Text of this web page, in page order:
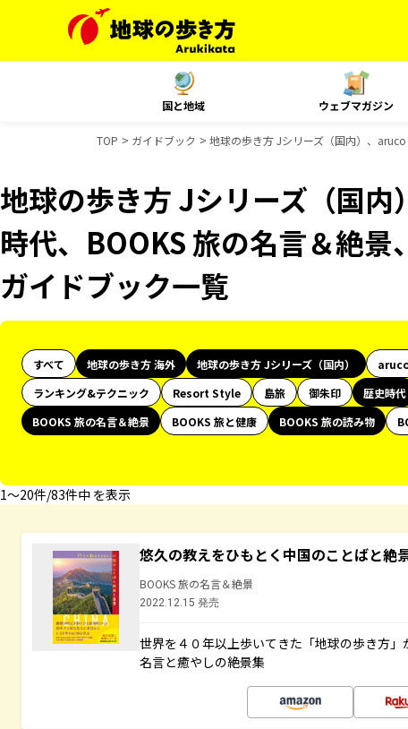
国と地域 ウェブマガジン
TOP ガイドブック 地球の歩き方 Jシリーズ（国内）、
地球の歩き方 Jシリーズ（国
時代、BOOKS 旅の名言＆絶景
ガイドブック一覧
すべて 地球の歩き方 海外 地球の歩き方 Jシリーズ（国内）
ランキング&テクニック
Resort Style 島旅 御朱印 歴史時代
BOOKS 旅の名言＆絶景
BOOKS 旅と健康 BOOKS 旅の読み物
1〜20件/83件中 を表示
悠久の教えをひもとく中国のことばと絶
BOOKS 旅の名言＆絶景
2022.12.15 発売
世界を４０年以上歩いてきた「地球の歩き方
名言と癒やしの絶景集